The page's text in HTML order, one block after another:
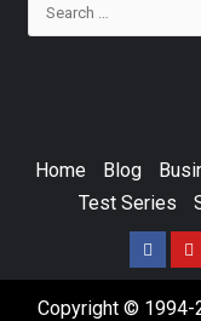
Home Blog
Test Series
Copyright © 1994-